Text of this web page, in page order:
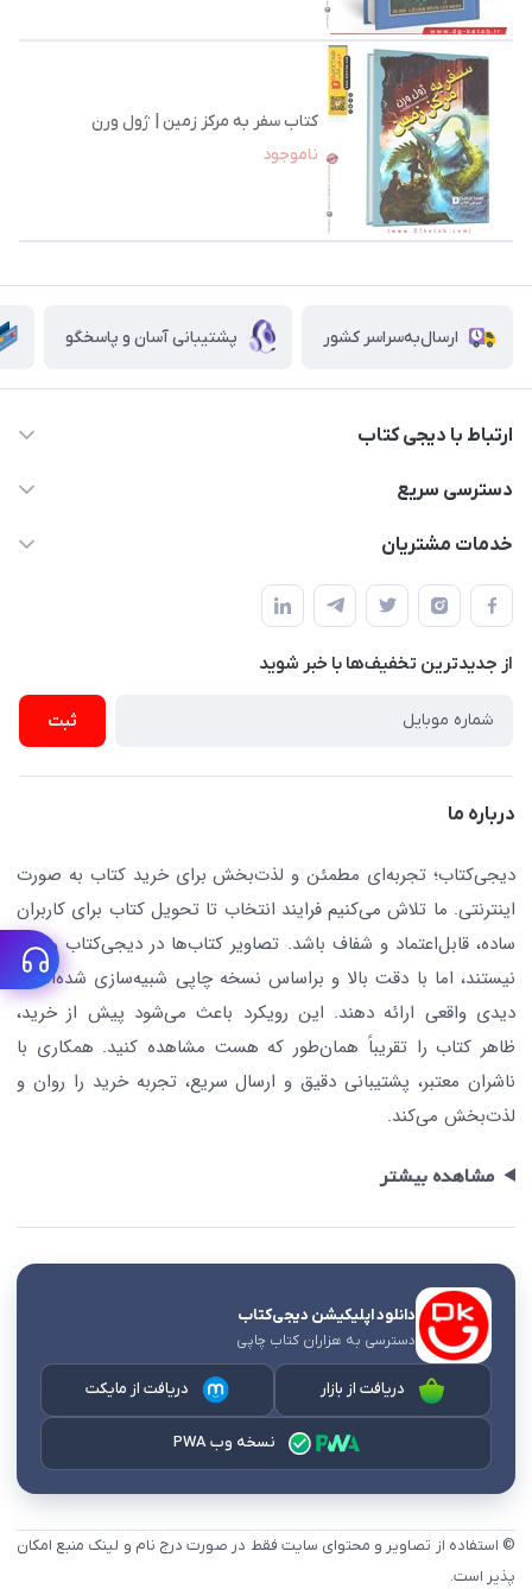
کتاب سفر به مرکز زمین | ژول ورن
ناموجود
ارسال‌به‌سراسر کشور پشتیبانی آسان و پاسخگو
ارتباط با دیجی کتاب
021-66483376
پلیس امنیت .پلاک 150 (🚷 فروش فقط به صورت آنلاین)
دسترسی سریع
کتاب (دسته‌بندی)
ناشران همکار
نویسندگان و مترجمان
کافه دیجی کتاب
جستجو در سایت
کتابیاب
خدمات مشتریان
راهنما
پیگیری سفارشات
رهگیری مرسولات پستی
ارسال تیکت پشتیبانی
از جدید‌ترین تخفیف‌ها با‌ خبر شوید
ثبت
درباره ما
دیجی‌کتاب؛ تجربه‌ای مطمئن و لذت‌بخش برای خرید کتاب به صورت
اینترنتی. ما تلاش می‌کنیم فرایند انتخاب تا تحویل کتاب برای کاربران
ساده، قابل‌اعتماد و شفاف باشد. تصاویر کتاب‌ها در دیجی‌کتاب واقعی
نیستند، اما با دقت بالا و براساس نسخه چاپی شبیه‌سازی شده‌اند تا
دیدی واقعی ارائه دهند. این رویکرد باعث می‌شود پیش از خرید،
ظاهر کتاب را تقریباً همان‌طور که هست مشاهده کنید. همکاری با
ناشران معتبر، پشتیبانی دقیق و ارسال سریع، تجربه خرید را روان و
لذت‌بخش می‌کند.
مشاهده بیشتر
دانلود اپلیکیشن دیجی‌کتاب
دسترسی به هزاران کتاب چاپی
دریافت از بازار دریافت از مایکت
نسخه وب PWA
© استفاده از تصاویر و محتوای سایت فقط در صورت درج نام و لینک منبع امکان
پذیر است.